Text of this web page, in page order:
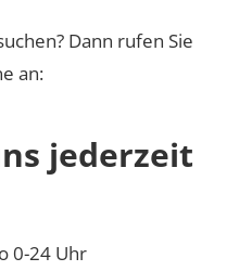
Dann rufen Sie
an:
jederzeit
0-24 Uhr